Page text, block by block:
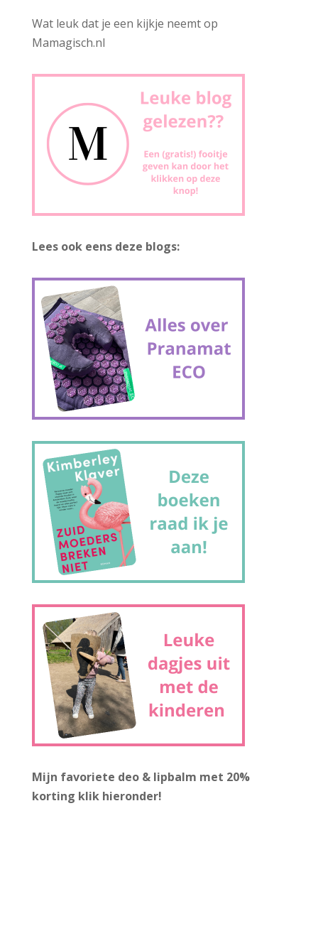
Wat leuk dat je een kijkje neemt op
Mamagisch.nl
Lees ook eens deze blogs:
Mijn favoriete deo & lipbalm met 20%
korting klik hieronder!